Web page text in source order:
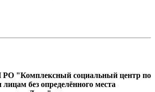
"Комплексный социальный центр по
без определённого места